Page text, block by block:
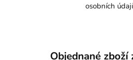
osobních
Objednané zboží